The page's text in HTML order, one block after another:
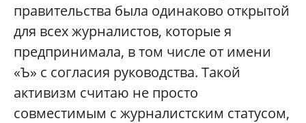
правительства была одинаково открытой
для всех журналистов, которые я
предпринимала, в том числе от имени
«Ъ» с согласия руководства. Такой
активизм считаю не просто
совместимым с журналистским статусом,